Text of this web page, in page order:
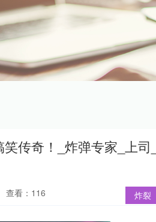
传奇！_炸弹专家_上司_
炸裂
查看：116